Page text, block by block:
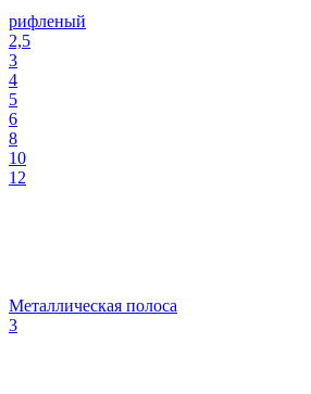
рифленый
2,5
3
4
5
6
8
10
12
Металлическая полоса
3